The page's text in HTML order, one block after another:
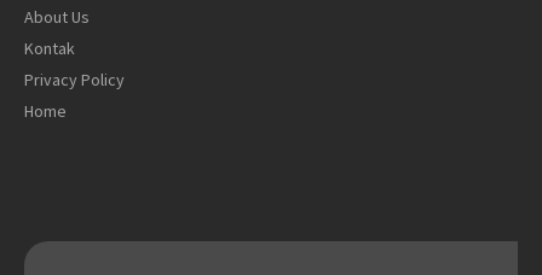
About Us
Kontak
Privacy Policy
Home